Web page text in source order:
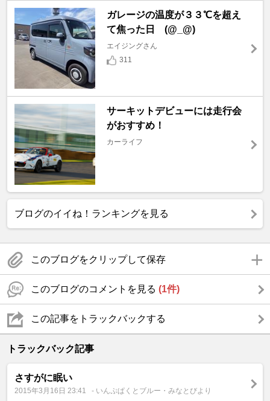
ガレージの温度が３３℃を超え
て焦った日 (@_@)
エイジングさん
311
サーキットデビューには走行会
がおすすめ！
カーライフ
ブログのイイね！ランキングを見る
このブログをクリップして保存
このブログのコメントを見る (1件)
この記事をトラックバックする
トラックバック記事
さすがに眠い
2015年3月16日 23:41 - いんぷぱくとブルー・みなとびより